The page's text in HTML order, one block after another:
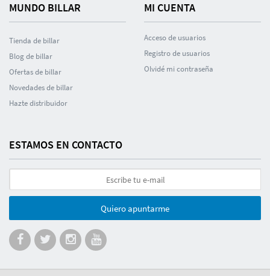
MUNDO BILLAR
Tienda de billar
Blog de billar
Ofertas de billar
Novedades de billar
Hazte distribuidor
MI CUENTA
Acceso de usuarios
Registro de usuarios
Olvidé mi contraseña
ESTAMOS EN CONTACTO
Quiero apuntarme